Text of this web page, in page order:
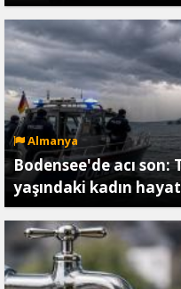
Almanya
Bodensee'de acı son:
yaşındaki kadın